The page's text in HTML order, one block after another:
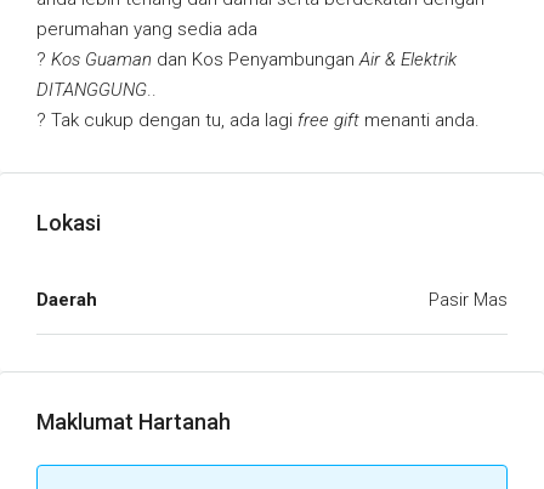
perumahan yang sedia ada
? Kos Guaman dan Kos PenyambunganAir & Elektrik
DITANGGUNG..
? Tak cukup dengan tu, ada lagi free gift menanti anda.
Lokasi
Daerah Pasir Mas
Maklumat Hartanah